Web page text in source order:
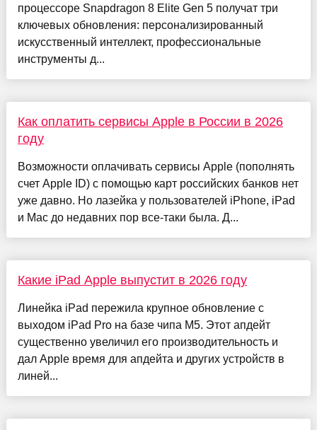
процессоре Snapdragon 8 Elite Gen 5 получат три
ключевых обновления: персонализированный
искусственный интеллект, профессиональные
инструменты д...
Как оплатить сервисы Apple в России в 2026
году
Возможности оплачивать сервисы Apple (пополнять
счет Apple ID) с помощью карт российских банков нет
уже давно. Но лазейка у пользователей iPhone, iPad
и Mac до недавних пор все-таки была. Д...
Какие iPad Apple выпустит в 2026 году
Линейка iPad пережила крупное обновление с
выходом iPad Pro на базе чипа М5. Этот апдейт
существенно увеличил его производительность и
дал Apple время для апдейта и других устройств в
линей...